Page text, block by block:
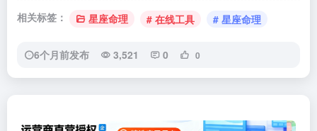
相关标签： 星座命理 # 在线工具 # 星座命理
6个月前发布 3,521 0 0